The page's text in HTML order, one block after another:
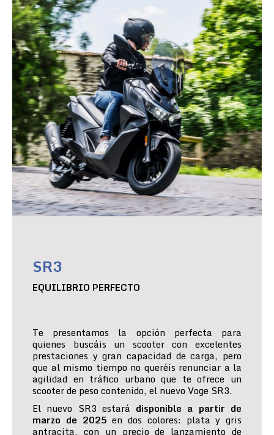
SR3
EQUILIBRIO PERFECTO
Te presentamos la opción perfecta para
quienes buscáis un scooter con excelentes
prestaciones y gran capacidad de carga, pero
que al mismo tiempo no queréis renunciar a la
agilidad en tráfico urbano que te ofrece un
scooter de peso contenido, el nuevo Voge SR3.
El nuevo SR3 estará disponible a partir de
marzo de 2025 en dos colores: plata y gris
antracita, con un precio de lanzamiento de